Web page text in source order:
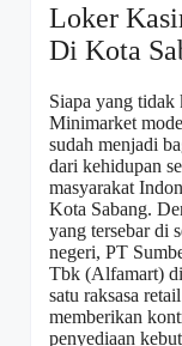
Loker
Di Kota
Siapa yang
Minimarket
sudah menjadi
dari kehidupan
masyarakat
Kota Sabang.
yang tersebar di
negeri, PT
Tbk (Alfamart)
satu raksasa
memberikan
penyediaan